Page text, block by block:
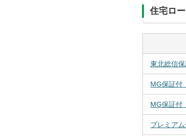
住宅ロ
東北総信保
MG保証付
MG保証付
プレミア